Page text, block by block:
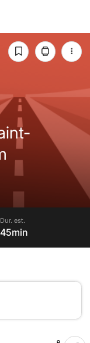
Dur. est.
45min